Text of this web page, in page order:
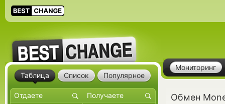
Мониторинг
Обмен
Таблица Список Популярное